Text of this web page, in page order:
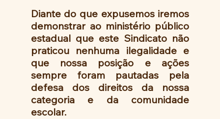
Diante do que expusemos iremos
demonstrar ao ministério público
estadual que este Sindicato não
praticou nenhuma ilegalidade e
que nossa posição e ações
sempre foram pautadas pela
defesa dos direitos da nossa
categoria e da comunidade
escolar.